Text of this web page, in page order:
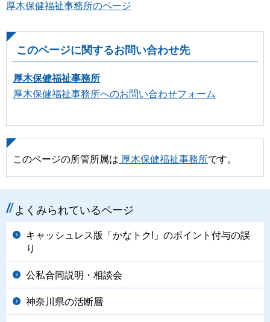
厚木保健福祉事務所のページ
このページに関するお問い合わせ先
厚木保健福祉事務所
厚木保健福祉事務所へのお問い合わせフォーム
このページの所管所属は 厚木保健福祉事務所です。
よくみられているページ
キャッシュレス版「かなトク!」のポイント付与の誤
り
公私合同説明・相談会
神奈川県の活断層